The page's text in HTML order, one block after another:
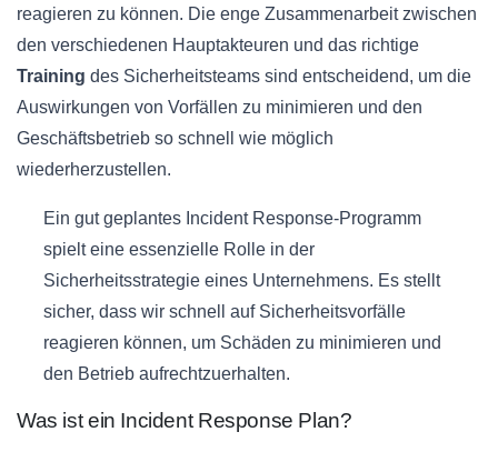
reagieren zu können. Die enge Zusammenarbeit zwischen
den verschiedenen Hauptakteuren und das richtige
Training des Sicherheitsteams sind entscheidend, um die
Auswirkungen von Vorfällen zu minimieren und den
Geschäftsbetrieb so schnell wie möglich
wiederherzustellen.
Ein gut geplantes Incident Response-Programm
spielt eine essenzielle Rolle in der
Sicherheitsstrategie eines Unternehmens. Es stellt
sicher, dass wir schnell auf Sicherheitsvorfälle
reagieren können, um Schäden zu minimieren und
den Betrieb aufrechtzuerhalten.
Was ist ein Incident Response Plan?